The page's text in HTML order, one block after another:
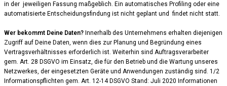
in der jeweiligen Fassung maßgeblich. Ein automatisches Profiling oder eine
automatisierte Entscheidungsfindung ist nicht geplant und findet nicht statt.
Wer bekommt Deine Daten? Innerhalb des Unternehmens erhalten diejenigen
Zugriff auf Deine Daten, wenn dies zur Planung und Begründung eines
Vertragsverhältnisses erforderlich ist. Weiterhin sind Auftragsverarbeiter
gem. Art. 28 DSGVO im Einsatz, die für den Betrieb und die Wartung unseres
Netzwerkes, der eingesetzten Geräte und Anwendungen zuständig sind. 1/2
Informationspflichten gem. Art. 12-14 DSGVO Stand: Juli 2020 Informationen